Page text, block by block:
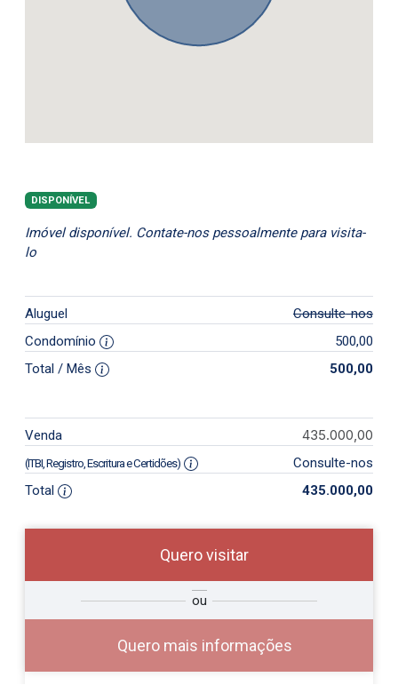
DISPONÍVEL
Imóvel disponível. Contate-nos pessoalmente para visita-
lo
Aluguel
Consulte-nos
Condomínio
500,00
Total / Mês
500,00
Venda 435.000,00
(ITBI, Registro, Escritura e Certidões)
Consulte-nos
Total
435.000,00
Quero visitar
ou
Quero mais informações
Deseja
Comprar
ou
Alugar
?